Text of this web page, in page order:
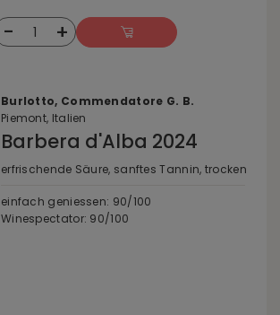
- 1 +
Burlotto, Commendatore G. B.
Piemont, Italien
Barbera d'Alba 2024
erfrischende Säure, sanftes Tannin, trocken
einfach geniessen: 90/100
Winespectator: 90/100